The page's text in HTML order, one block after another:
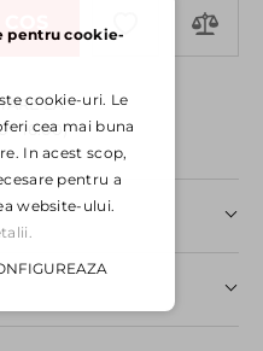
LA:
- 16:00)
pentru cookie-
cookie-uri. Le
cea mai buna
In acest scop,
pentru a
website-ului.